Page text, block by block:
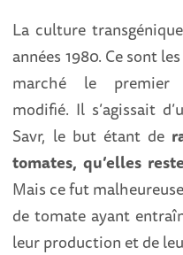
La culture
années 1980. Ce sont
marché le premier
modifié. Il s’agissait
Savr, le but étant de
tomates, qu’elles
Mais ce fut
de tomate ayant
leur production et de